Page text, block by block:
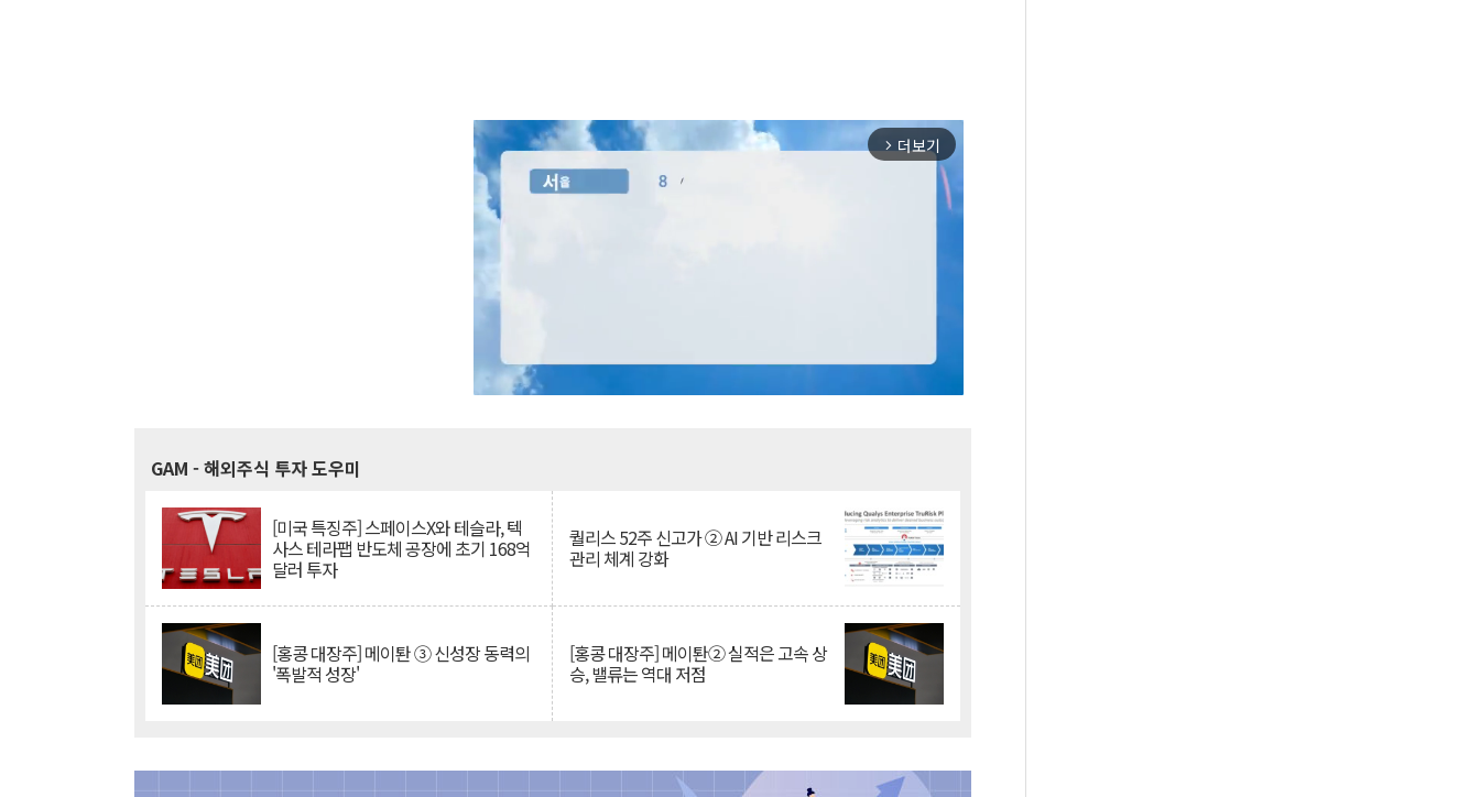
arrow_forward_ios 더보기
GAM - 해외주식 투자 도우미
[미국 특징주] 스페이스X와 테슬라, 텍
사스 테라팹 반도체 공장에 초기 168억
달러 투자
퀄리스 52주 신고가 ② AI 기반 리스크
관리 체계 강화
[홍콩 대장주] 메이퇀 ③ 신성장 동력의
'폭발적 성장'
[홍콩 대장주] 메이퇀② 실적은 고속 상
승, 밸류는 역대 저점